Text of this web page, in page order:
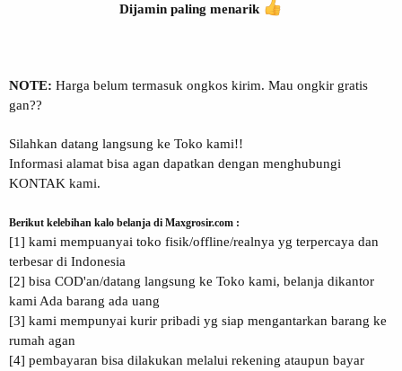
Dijamin paling menarik
NOTE: Harga belum termasuk ongkos kirim. Mau ongkir gratis
gan??
Silahkan datang langsung ke Toko kami!!
Informasi alamat bisa agan dapatkan dengan menghubungi
KONTAK kami.
Berikut kelebihan kalo belanja di Maxgrosir.com :
[1] kami mempuanyai toko fisik/offline/realnya yg terpercaya dan
terbesar di Indonesia
[2] bisa COD'an/datang langsung ke Toko kami, belanja dikantor
kami Ada barang ada uang
[3] kami mempunyai kurir pribadi yg siap mengantarkan barang ke
rumah agan
[4] pembayaran bisa dilakukan melalui rekening ataupun bayar